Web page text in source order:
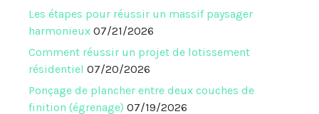
Les étapes pour réussir un massif paysager
harmonieux 07/21/2026
Comment réussir un projet de lotissement
résidentiel 07/20/2026
Ponçage de plancher entre deux couches de
finition (égrenage) 07/19/2026